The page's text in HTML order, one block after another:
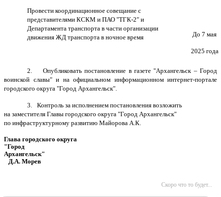
Провести координационное совещание с
представителями КСКМ и ПАО "ТГК-2" и
Департамента транспорта в части организации
движения ЖД транспорта в ночное время
До 7 мая
2025 года
2.
Опубликовать постановление в газете "Архангельск – Город
воинской славы" и на официальном информационном интернет-портале
городского округа "Город Архангельск".
3.
Контроль за исполнением постановления возложить
на заместителя Главы городского округа "Город Архангельск"
по инфраструктурному развитию Майорова А.К.
Глава городского округа
"Город
Архангельск"
Д.А. Морев
Скоро что то будет...